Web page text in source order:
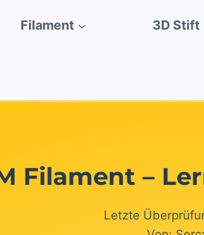
Filament 3D Stift
Filament –
Letzte